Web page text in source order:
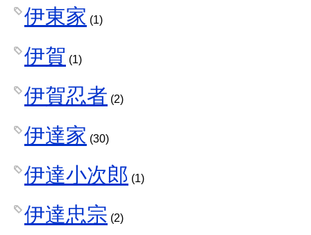
伊東家 (1)
伊賀 (1)
伊賀忍者 (2)
伊達家 (30)
伊達小次郎 (1)
伊達忠宗 (2)